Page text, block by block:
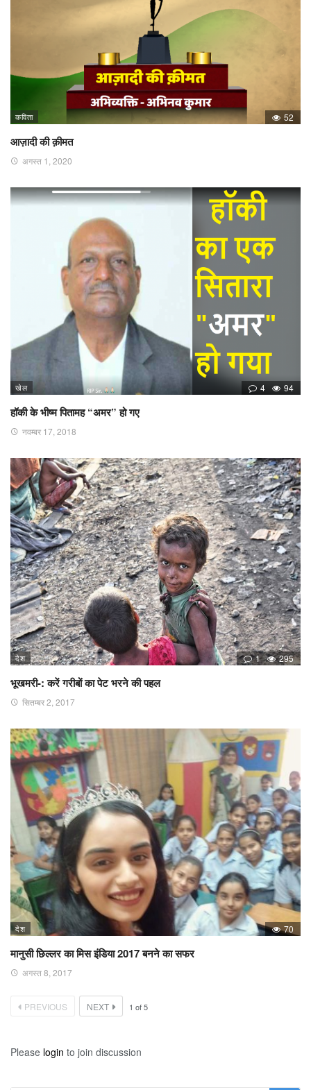
कविता 52
आज़ादी की क़ीमत
अगस्त 1, 2020
खेल 4 94
हॉकी के भीष्म पितामह “अमर” हो गए
नवम्बर 17, 2018
देश 1 295
भूखमरी-: करें गरीबों का पेट भरने की पहल
सितम्बर 2, 2017
देश 70
मानुसी छिल्लर का मिस इंडिया 2017 बनने का सफर
अगस्त 8, 2017
PREVIOUS NEXT 1 of5
Please login to join discussion